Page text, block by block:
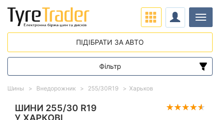
ШИНИ 255/30 R19
У ХАРКОВІ
Шины Внедорожник 255/30R19 Харьков
ПІДІБРАТИ ЗА АВТО
Фільтр
Діапазон цін
від